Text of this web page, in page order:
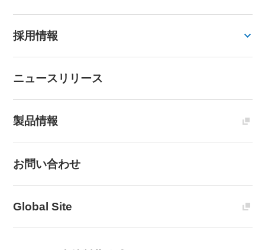
採用情報
ニュースリリース
製品情報
お問い合わせ
Global Site